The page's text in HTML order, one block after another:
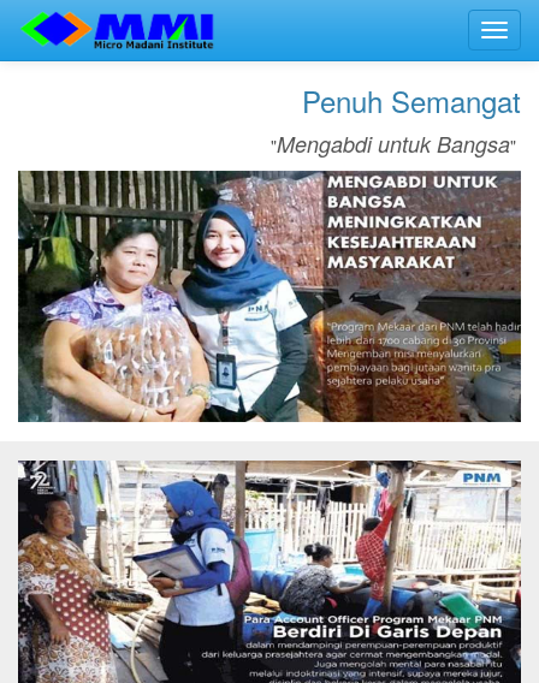
Penuh Semangat
"Mengabdi untuk Bangsa"